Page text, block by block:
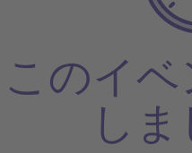
このイ
しま